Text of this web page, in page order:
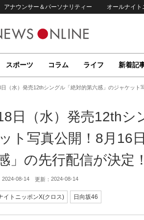
アナウンサー＆パーソナリティー オールナイト
スポーツ コラム ライフ 新着記
（水）発売12thシングル「絶対的第六感」のジャケッ
日（水）発売12thシ
ト写真公開！8月16
」の先行配信が決定！
2024-08-14 更新： 2024-08-14
イトニッポンX(クロス) 日向坂46